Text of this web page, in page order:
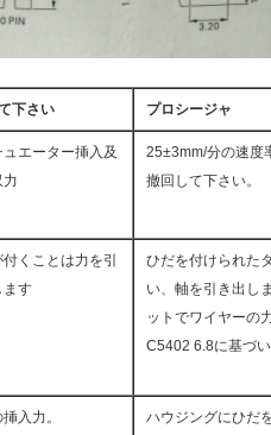
下さい プロシージャ
ュエーター挿入及
力
25±3mm/分の速度
撤回して下さい。
くことは力を引
ます
ひだを付けられた
い、軸を引き出し
ットでワイヤーの
C5402 6.8に基づい
入力。
ハウジングにひだ